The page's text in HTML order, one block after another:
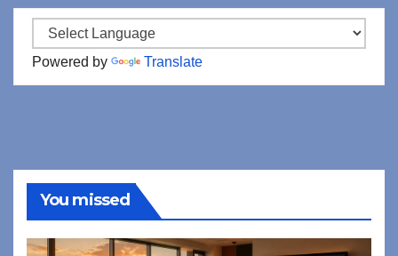
Powered by Translate
You missed